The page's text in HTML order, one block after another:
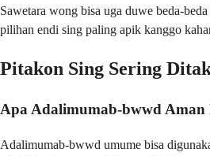
Sawetara wong bisa uga duwe beda-
pilihan endi sing paling apik kanggo
Pitakon Sing Sering
Apa Adalimumab-bwwd Aman
Adalimumab-bwwd umume bisa